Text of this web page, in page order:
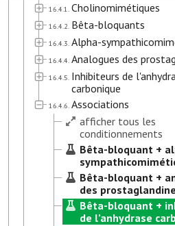
16.4.1. Cholinomimétiques
16.4.2. Bêta-bloquants
16.4.3. Alpha-
16.4.4. Analogues des
16.4.5. Inhibiteurs de
carbonique
16.4.6. Associations
afficher tous les
conditionnements
Bêta-bloquant +
Bêta-bloquant +
des
Bêta-bloquant +
de l’anhydrase